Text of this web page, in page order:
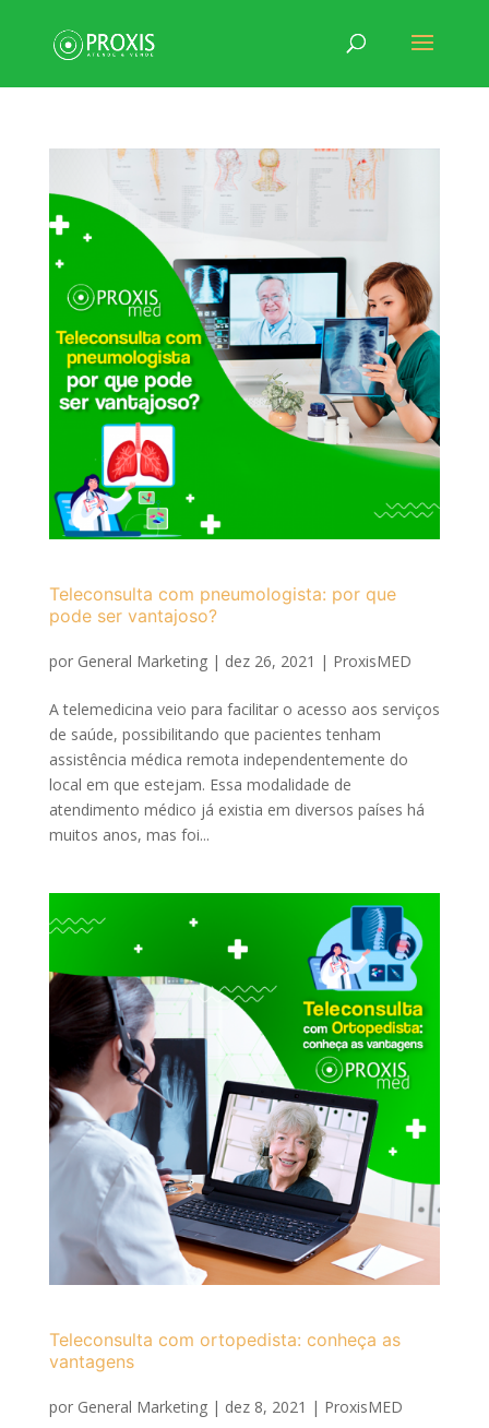
Teleconsulta com pneumologista: por que
pode ser vantajoso?
por General Marketing| dez 26, 2021 | ProxisMED
A telemedicina veio para facilitar o acesso aos serviços
de saúde, possibilitando que pacientes tenham
assistência médica remota independentemente do
local em que estejam. Essa modalidade de
atendimento médico já existia em diversos países há
muitos anos, mas foi...
Teleconsulta com ortopedista: conheça as
vantagens
por General Marketing| dez 8, 2021 | ProxisMED